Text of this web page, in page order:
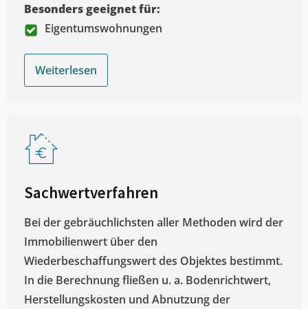
Besonders geeignet für:
Eigentumswohnungen
Weiterlesen
Sachwertverfahren
Bei der gebräuchlichsten aller Methoden wird der
Immobilienwert über den
Wiederbeschaffungswert des Objektes bestimmt.
In die Berechnung fließen u. a. Bodenrichtwert,
Herstellungskosten und Abnutzung der